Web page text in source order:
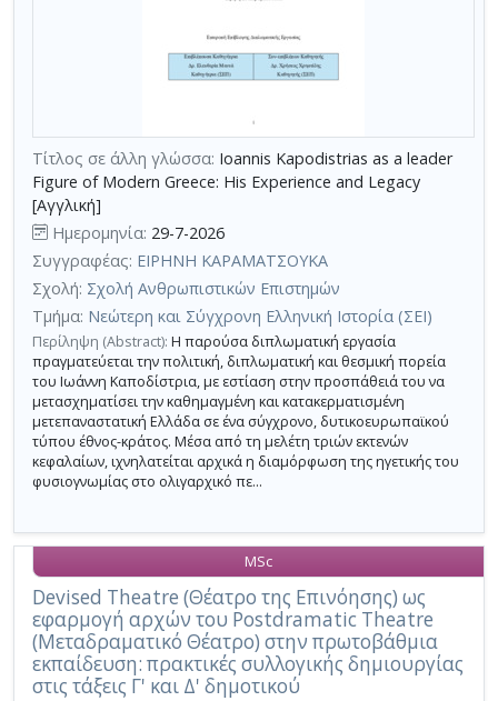
Τίτλος σε άλλη γλώσσα: Ioannis Kapodistrias as a leader
Figure of Modern Greece: His Experience and Legacy
[Αγγλική]
Ημερομηνία: 29-7-2026
Συγγραφέας: ΕΙΡΗΝΗ ΚΑΡΑΜΑΤΣΟΥΚΑ
Σχολή: Σχολή Ανθρωπιστικών Επιστημών
Τμήμα: Νεώτερη και Σύγχρονη Ελληνική Ιστορία (ΣΕΙ)
Περίληψη (Abstract): Η παρούσα διπλωματική εργασία
πραγματεύεται την πολιτική, διπλωματική και θεσμική πορεία
του Ιωάννη Καποδίστρια, με εστίαση στην προσπάθειά του να
μετασχηματίσει την καθημαγμένη και κατακερματισμένη
μετεπαναστατική Ελλάδα σε ένα σύγχρονο, δυτικοευρωπαϊκού
τύπου έθνος-κράτος. Μέσα από τη μελέτη τριών εκτενών
κεφαλαίων, ιχνηλατείται αρχικά η διαμόρφωση της ηγετικής του
φυσιογνωμίας στο ολιγαρχικό πε...
Devised Theatre (Θέατρο της Επινόησης) ως
εφαρμογή αρχών του Postdramatic Theatre
(Μεταδραματικό Θέατρο) στην πρωτοβάθμια
εκπαίδευση: πρακτικές συλλογικής δημιουργίας
στις τάξεις Γ' και Δ' δημοτικού
MSc